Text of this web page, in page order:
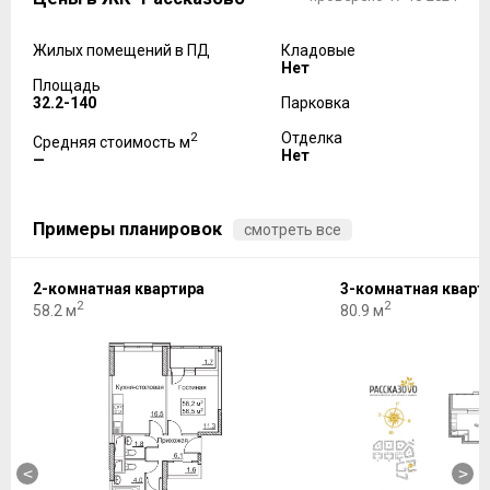
Жилых помещений в ПД
Площадь
32.2-140
Средняя стоимость м2
—
Кладовые
Нет
Парковка
Отделка
Нет
Примеры планировок смотреть все
<
2-комнатная квартира
58.2 м2
3-комнатная
80.9 м2
>